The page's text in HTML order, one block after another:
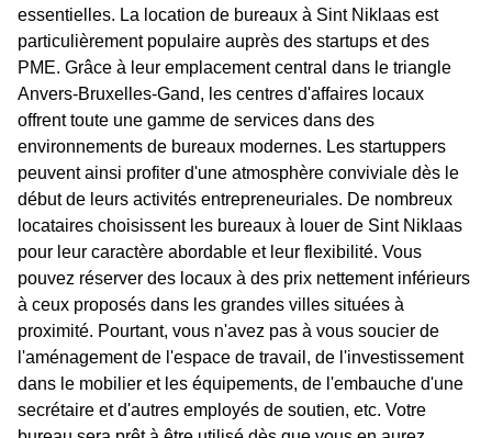
essentielles. La location de bureaux à Sint Niklaas est
particulièrement populaire auprès des startups et des
PME. Grâce à leur emplacement central dans le triangle
Anvers-Bruxelles-Gand, les centres d'affaires locaux
offrent toute une gamme de services dans des
environnements de bureaux modernes. Les startuppers
peuvent ainsi profiter d'une atmosphère conviviale dès le
début de leurs activités entrepreneuriales. De nombreux
locataires choisissent les bureaux à louer de Sint Niklaas
pour leur caractère abordable et leur flexibilité. Vous
pouvez réserver des locaux à des prix nettement inférieurs
à ceux proposés dans les grandes villes situées à
proximité. Pourtant, vous n'avez pas à vous soucier de
l'aménagement de l'espace de travail, de l'investissement
dans le mobilier et les équipements, de l'embauche d'une
secrétaire et d'autres employés de soutien, etc. Votre